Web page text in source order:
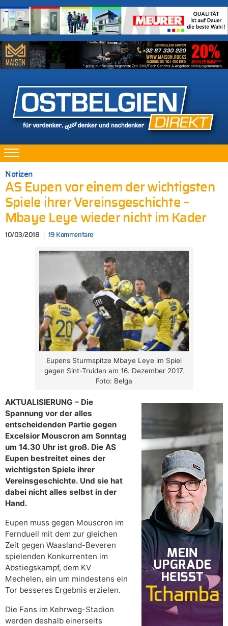
Notizen
AS Eupen vor einem der wichtigsten
Spiele ihrer Vereinsgeschichte –
Mbaye Leye wieder nicht im Kader
10/03/2018 19 Kommentare
Eupens Sturmspitze Mbaye Leye im Spiel
gegen Sint-Truiden am 16. Dezember 2017.
Foto: Belga
AKTUALISIERUNG – Die
Spannung vor der alles
entscheidenden Partie gegen
Excelsior Mouscron am Sonntag
um 14.30 Uhr ist groß. Die AS
Eupen bestreitet eines der
wichtigsten Spiele ihrer
Vereinsgeschichte. Und sie hat
dabei nicht alles selbst in der
Hand.
Eupen muss gegen Mouscron im
Fernduell mit dem zur gleichen
Zeit gegen Waasland-Beveren
spielenden Konkurrenten im
Abstiegskampf, dem KV
Mechelen, ein um mindestens ein
Tor besseres Ergebnis erzielen.
Die Fans im Kehrweg-Stadion
werden deshalb einerseits